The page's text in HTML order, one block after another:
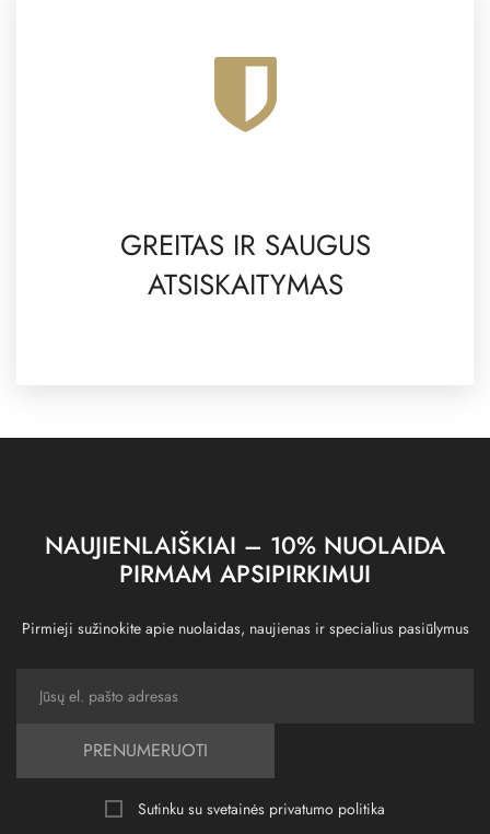
GREITAS IR SAUGUS
ATSISKAITYMAS
NAUJIENLAIŠKIAI – 10% NUOLAIDA
PIRMAM APSIPIRKIMUI
Pirmieji sužinokite apie nuolaidas, naujienas ir specialius pasiūlymus
PRENUMERUOTI
Sutinku su svetainės privatumo politika